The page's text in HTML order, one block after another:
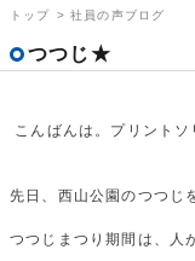
トップ >社員の声ブログ
つつじ★
こんばんは。プリント
先日、西山公園のつつじ
つつじまつり期間は、人